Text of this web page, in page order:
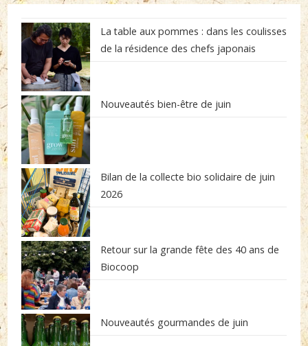
La table aux pommes : dans les coulisses
de la résidence des chefs japonais
Nouveautés bien-être de juin
Bilan de la collecte bio solidaire de juin
2026
Retour sur la grande fête des 40 ans de
Biocoop
Nouveautés gourmandes de juin